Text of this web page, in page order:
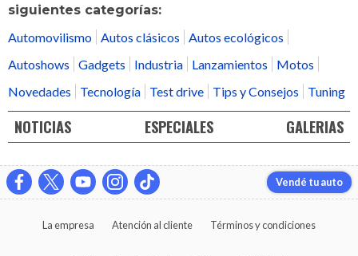
siguientes categorías:
Automovilismo
Autos clásicos
Autos ecológicos
Autoshows
Gadgets Industria Lanzamientos
Motos
Novedades
Tecnología Test drive Tips y Consejos Tuning
NOTICIAS ESPECIALES GALERIAS
Vendé tu auto
La empresa Atención al cliente Términos y condiciones